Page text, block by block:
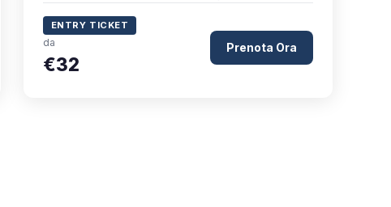
ENTRY TICKET
da
€32
Prenota Ora